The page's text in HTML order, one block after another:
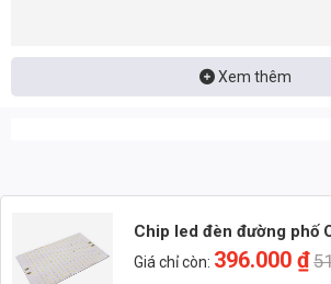
🚀 Zalo 1 (Tư vấn
Xem thêm
Chip led đèn đường phố
công suất 150W ánh
– 150 LED
Giá chỉ còn: 396.000₫